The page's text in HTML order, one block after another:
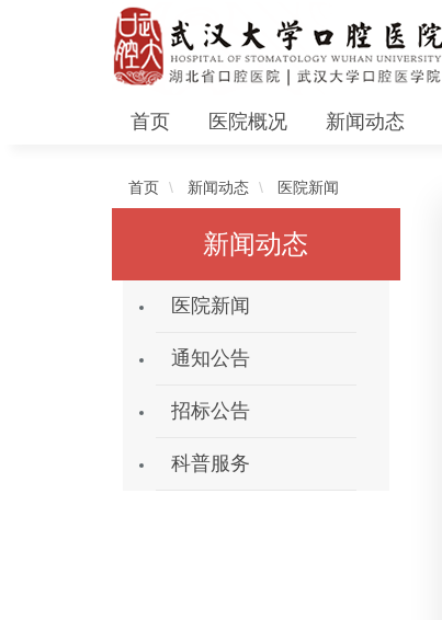
首页 医院概况 新闻动态
首页 新闻动态 医院新闻
新闻动态
医院新闻
通知公告
招标公告
科普服务